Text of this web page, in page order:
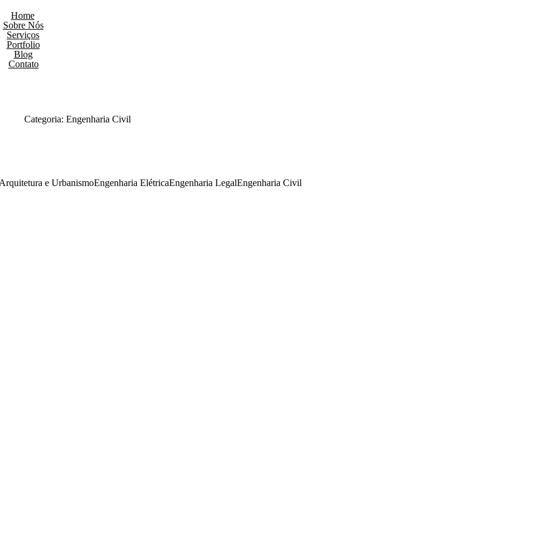
Home
Sobre Nós
Serviços
Portfolio
Blog
Contato
Categoria: Engenharia Civil
Arquitetura e UrbanismoEngenharia ElétricaEngenharia LegalEngenharia Civil